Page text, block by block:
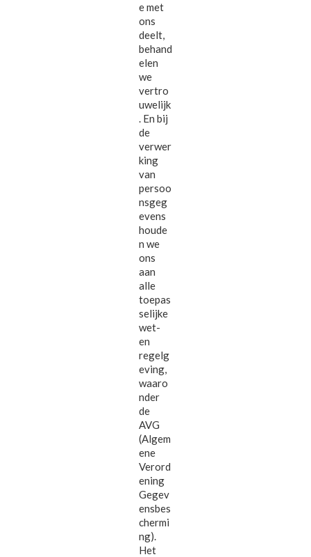
e met
ons
deelt,
behand
elen
we
vertro
uwelijk
. En bij
de
verwer
king
van
persoo
nsgeg
evens
houde
n we
ons
aan
alle
toepas
selijke
wet-
en
regelg
eving,
waaro
nder
de
AVG
(Algem
ene
Verord
ening
Gegev
ensbes
chermi
ng).
Het